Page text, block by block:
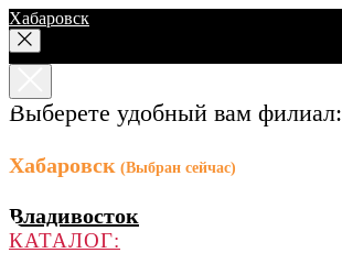
Хабаровск
Выберете удобный вам филиал:
Хабаровск (Выбран сейчас)
Владивосток
КАТАЛОГ: